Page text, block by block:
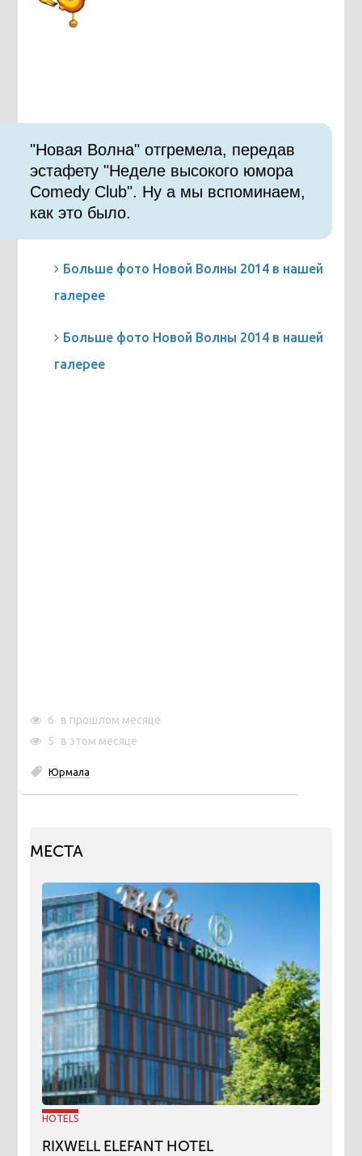
"Новая Волна" отгремела, передав
эстафету "Неделе высокого юмора
Comedy Club". Ну а мы вспоминаем,
как это было.
Больше фото Новой Волны 2014 в нашей
галерее
Больше фото Новой Волны 2014 в нашей
галерее
6
в прошлом месяце
5
в этом месяце
Юрмала
МЕСТА
HOTELS
RIXWELL ELEFANT HOTEL